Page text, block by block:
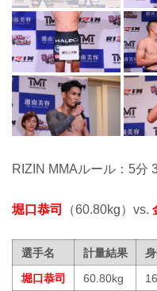
RIZIN MMAルール：5分
堀口恭司 （60.80kg）vs.
選手名 計量結果
堀口恭司
60.80kg